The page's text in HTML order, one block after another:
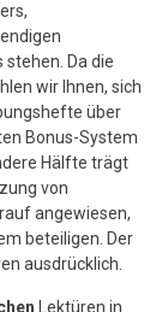
stehen. Da die
wir Ihnen, sich
über
Bonus-System
Hälfte trägt
von
angewiesen,
beteiligen. Der
ausdrücklich.
Lektüren in